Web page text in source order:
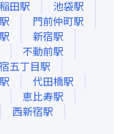
田駅 池袋駅
駅 門前仲町駅
駅 新宿駅
不動前駅
五丁目駅
駅 代田橋駅
恵比寿駅
西新宿駅